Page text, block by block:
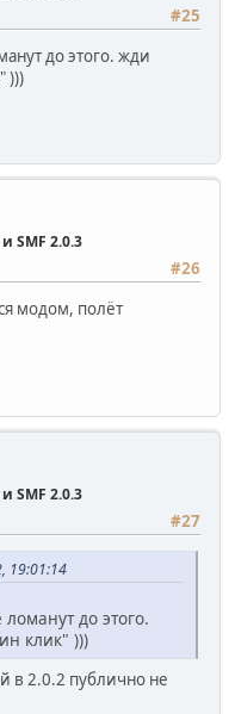
#25
до этого. жди
)))
SMF 2.0.3
#26
модом, полёт
SMF 2.0.3
#27
19:01:14
до этого.
клик" )))
в 2.0.2 публично не